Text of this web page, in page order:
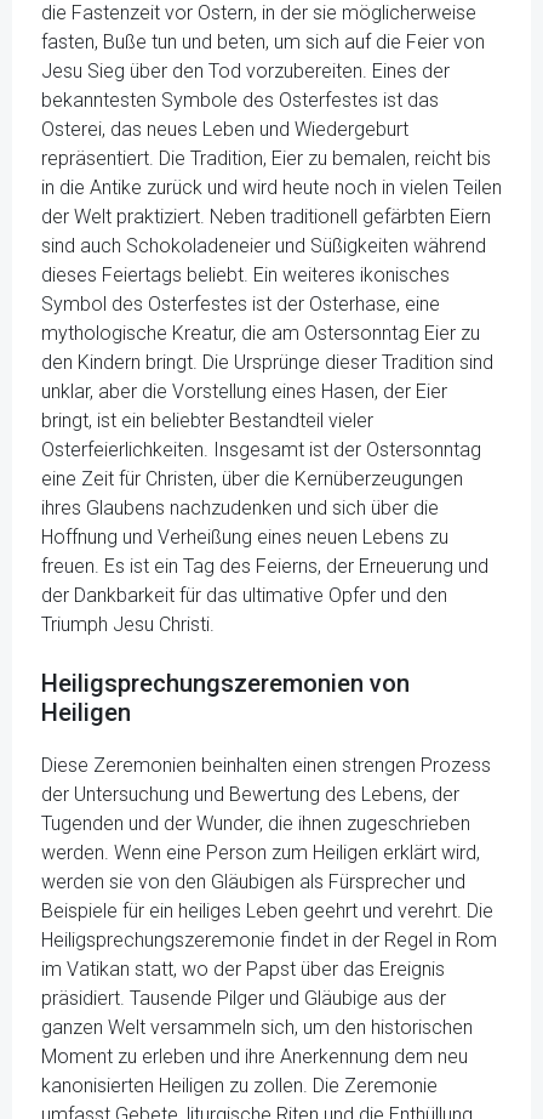
die Fastenzeit vor Ostern, in der sie möglicherweise
fasten, Buße tun und beten, um sich auf die Feier von
Jesu Sieg über den Tod vorzubereiten. Eines der
bekanntesten Symbole des Osterfestes ist das
Osterei, das neues Leben und Wiedergeburt
repräsentiert. Die Tradition, Eier zu bemalen, reicht bis
in die Antike zurück und wird heute noch in vielen Teilen
der Welt praktiziert. Neben traditionell gefärbten Eiern
sind auch Schokoladeneier und Süßigkeiten während
dieses Feiertags beliebt. Ein weiteres ikonisches
Symbol des Osterfestes ist der Osterhase, eine
mythologische Kreatur, die am Ostersonntag Eier zu
den Kindern bringt. Die Ursprünge dieser Tradition sind
unklar, aber die Vorstellung eines Hasen, der Eier
bringt, ist ein beliebter Bestandteil vieler
Osterfeierlichkeiten. Insgesamt ist der Ostersonntag
eine Zeit für Christen, über die Kernüberzeugungen
ihres Glaubens nachzudenken und sich über die
Hoffnung und Verheißung eines neuen Lebens zu
freuen. Es ist ein Tag des Feierns, der Erneuerung und
der Dankbarkeit für das ultimative Opfer und den
Triumph Jesu Christi.
Heiligsprechungszeremonien von
Heiligen
Diese Zeremonien beinhalten einen strengen Prozess
der Untersuchung und Bewertung des Lebens, der
Tugenden und der Wunder, die ihnen zugeschrieben
werden. Wenn eine Person zum Heiligen erklärt wird,
werden sie von den Gläubigen als Fürsprecher und
Beispiele für ein heiliges Leben geehrt und verehrt. Die
Heiligsprechungszere­monie findet in der Regel in Rom
im Vatikan statt, wo der Papst über das Ereignis
präsidiert. Tausende Pilger und Gläubige aus der
ganzen Welt versammeln sich, um den historischen
Moment zu erleben und ihre Anerkennung dem neu
kanonisierten Heiligen zu zollen. Die Zeremonie